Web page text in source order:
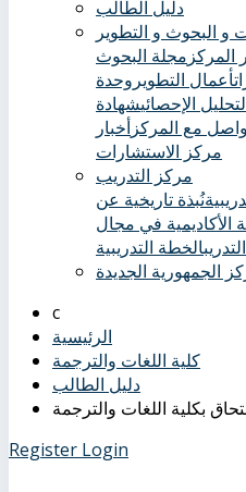
دليل الطالب
و البحوث و التطوير
المركز مجلة البحوث
أعمال التطوير وحدة
الإحصائيشهادة
مع المركزأخبار
مركز الاستشارات
مركز التدريب
نُبذة تاريخية عن
الأكاديمية في مجال
التدريبالخطة التدريبية
الجمهورية الجديدة
الرئيسية
كلية اللغات والترجمة
دليل الطالب
بكلية اللغات والترجمة
Register Login